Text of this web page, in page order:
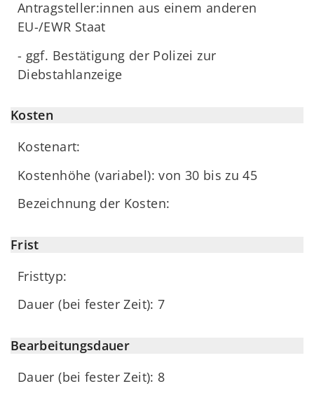
Antragsteller:innen aus einem anderen
EU-/EWR Staat
- ggf. Bestätigung der Polizei zur
Diebstahlanzeige
Kosten
Kostenart:
Kostenhöhe (variabel): von 30 bis zu 45
Bezeichnung der Kosten:
Frist
Fristtyp:
Dauer (bei fester Zeit): 7
Bearbeitungsdauer
Dauer (bei fester Zeit): 8